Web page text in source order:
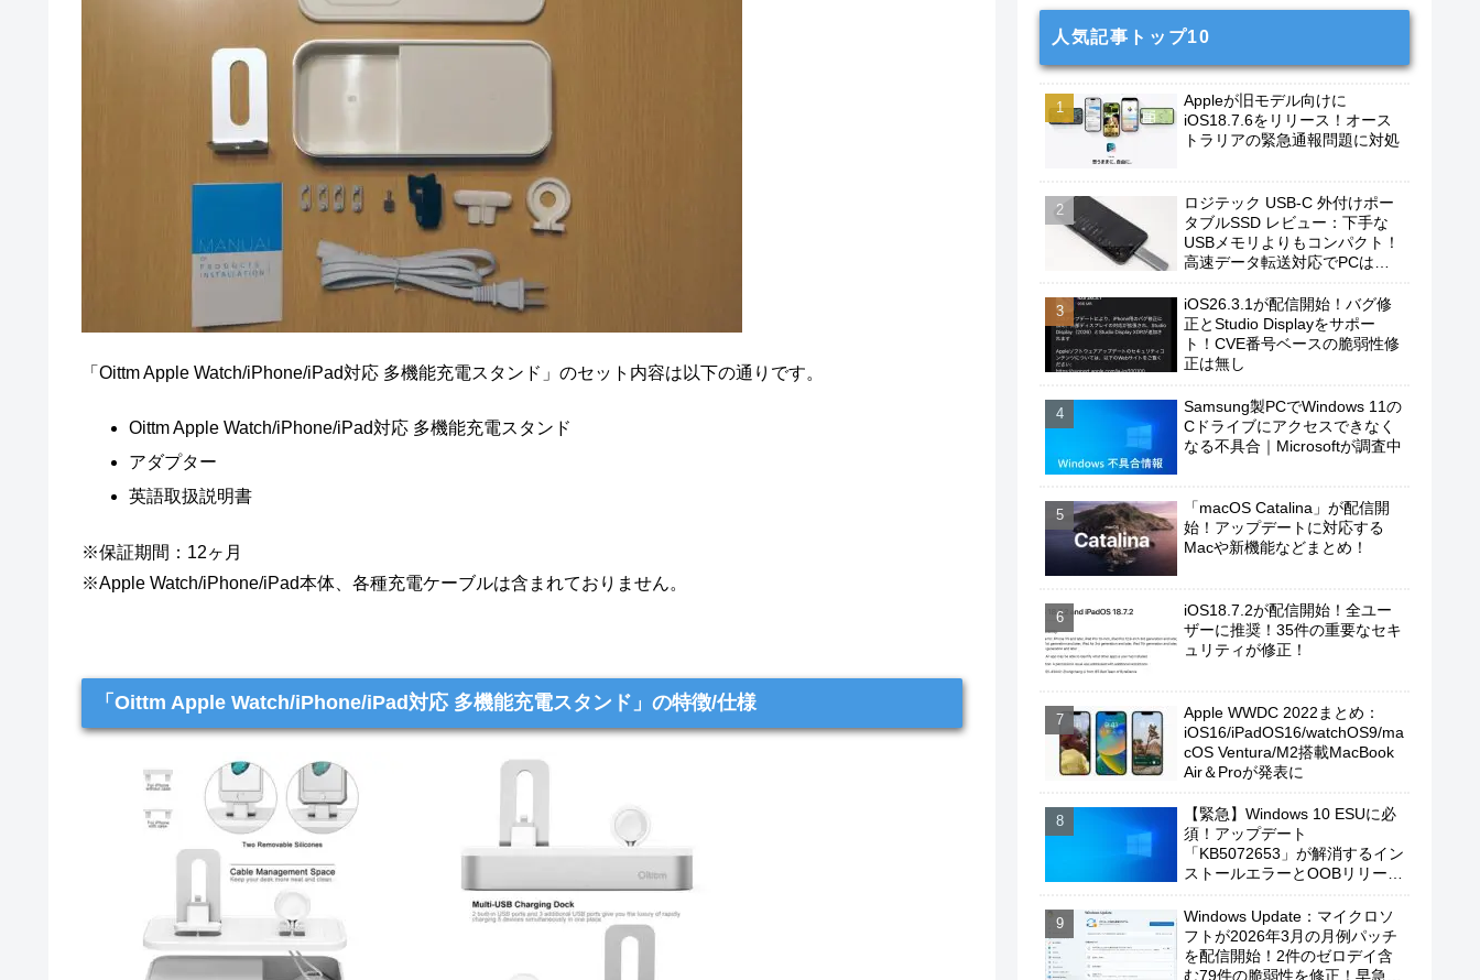
「Oittm Apple Watch/iPhone/iPad対応 多機能充電スタンド」のセット内容は以下の通りです。
Oittm Apple Watch/iPhone/iPad対応 多機能充電スタンド
アダプター
英語取扱説明書
※保証期間：12ヶ月
※Apple Watch/iPhone/iPad本体、各種充電ケーブルは含まれておりません。
「Oittm Apple Watch/iPhone/iPad対応 多機能充電スタンド」の特徴/仕様
人気記事トップ10
Appleが旧モデル向けに
iOS18.7.6をリリース！オース
トラリアの緊急通報問題に対処
ロジテック USB-C 外付けポー
タブルSSD レビュー：下手な
USBメモリよりもコンパクト！
高速データ転送対応でPCは勿
もおすすめ！
iOS26.3.1が配信開始！バグ修
正とStudio Displayをサポー
ト！CVE番号ベースの脆弱性修
正は無し
Samsung製PCでWindows 11の
Cドライブにアクセスできなく
なる不具合｜Microsoftが調査中
「macOS Catalina」が配信開
始！アップデートに対応する
Macや新機能などまとめ！
iOS18.7.2が配信開始！全ユー
ザーに推奨！35件の重要なセキ
ュリティが修正！
Apple WWDC 2022まとめ：
iOS16/iPadOS16/watchOS9/ma
cOS Ventura/M2搭載MacBook
Air＆Proが発表に
【緊急】Windows 10 ESUに必
須！アップデート
「KB5072653」が解消するイン
ストールエラーとOOBリリース
Windows Update：マイクロソ
フトが2026年3月の月例パッチ
を配信開始！2件のゼロデイ含
む79件の脆弱性を修正！早急に